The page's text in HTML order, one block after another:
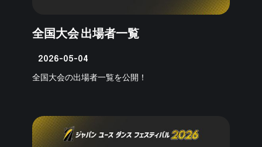
全国大会 出場者一覧
2026-05-04
全国大会の出場者一覧を公開！